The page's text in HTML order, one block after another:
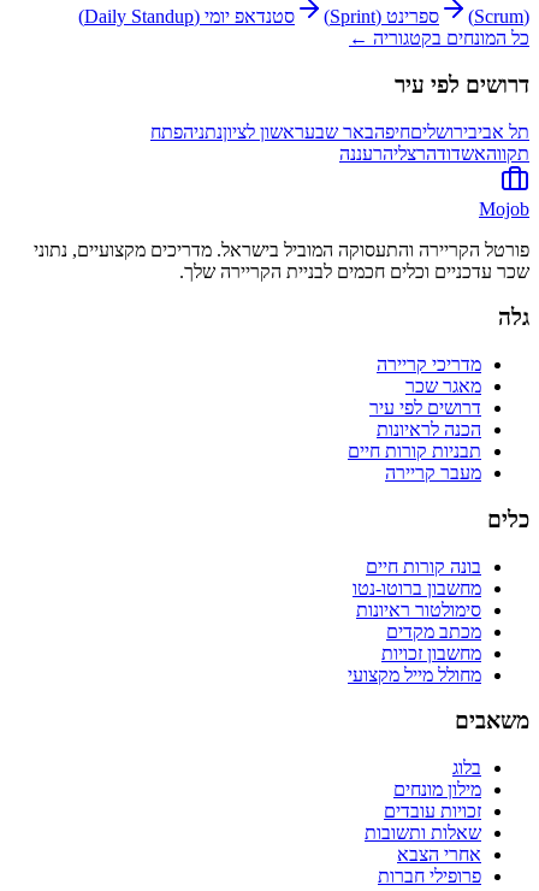
(Scrum)
ספרינט (Sprint)
סטנדאפ יומי (Daily Standup)
כל המונחים בקטגוריה ←
דרושים לפי עיר
תל אביבירושליםחיפהבאר שבעראשון לציוןנתניהפתח
תקווהאשדודהרצליהרעננה
Mojob
פורטל הקריירה והתעסוקה המוביל בישראל. מדריכים מקצועיים, נתוני
שכר עדכניים וכלים חכמים לבניית הקריירה שלך.
גלה
מדריכי קריירה
מאגר שכר
דרושים לפי עיר
הכנה לראיונות
תבניות קורות חיים
מעבר קריירה
כלים
בונה קורות חיים
מחשבון ברוטו-נטו
סימולטור ראיונות
מכתב מקדים
מחשבון זכויות
מחולל מייל מקצועי
משאבים
בלוג
מילון מונחים
זכויות עובדים
שאלות ותשובות
אחרי הצבא
פרופילי חברות